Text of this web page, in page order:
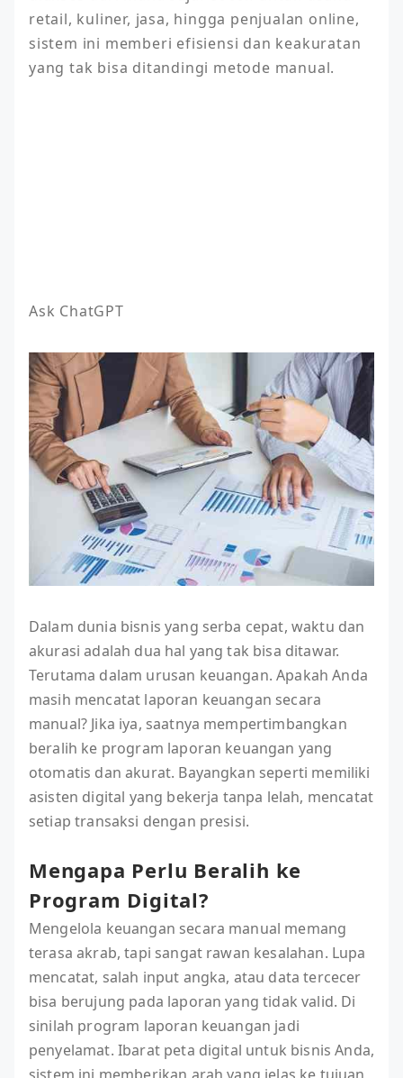
retail, kuliner, jasa, hingga penjualan online,
sistem ini memberi efisiensi dan keakuratan
yang tak bisa ditandingi metode manual.
Dalam dunia bisnis yang serba cepat, waktu dan
akurasi adalah dua hal yang tak bisa ditawar.
Terutama dalam urusan keuangan. Apakah Anda
masih mencatat laporan keuangan secara
manual? Jika iya, saatnya mempertimbangkan
beralih ke program laporan keuangan yang
otomatis dan akurat. Bayangkan seperti memiliki
asisten digital yang bekerja tanpa lelah, mencatat
setiap transaksi dengan presisi.
Mengapa Perlu Beralih ke
Program Digital?
Mengelola keuangan secara manual memang
terasa akrab, tapi sangat rawan kesalahan. Lupa
mencatat, salah input angka, atau data tercecer
bisa berujung pada laporan yang tidak valid. Di
sinilah program laporan keuangan jadi
penyelamat. Ibarat peta digital untuk bisnis Anda,